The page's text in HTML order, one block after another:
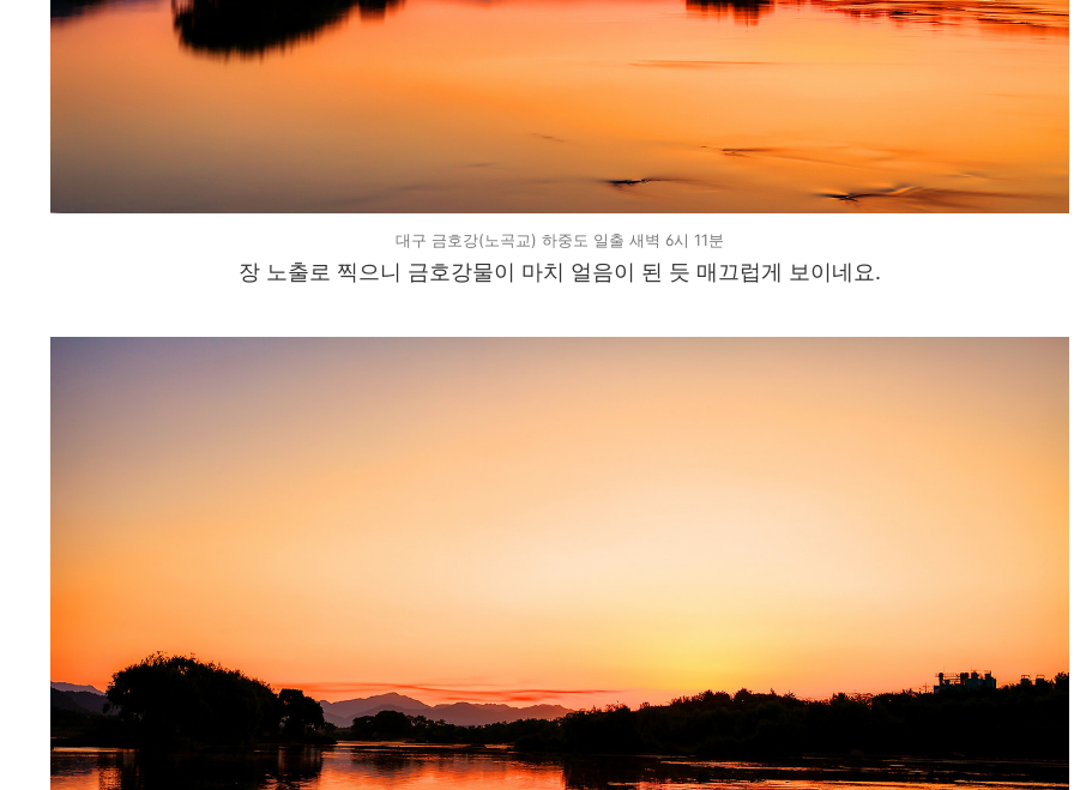
대구 금호강(노곡교) 하중도 일출 새벽 6시 11분
장 노출로 찍으니 금호강물이 마치 얼음이 된 듯 매끄럽게 보이네요.